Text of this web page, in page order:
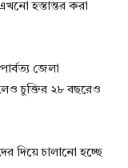
হস্তান্তর করা
জেলা
চুক্তির ২৮ বছরেও
দিয়ে চালানো হচ্ছে